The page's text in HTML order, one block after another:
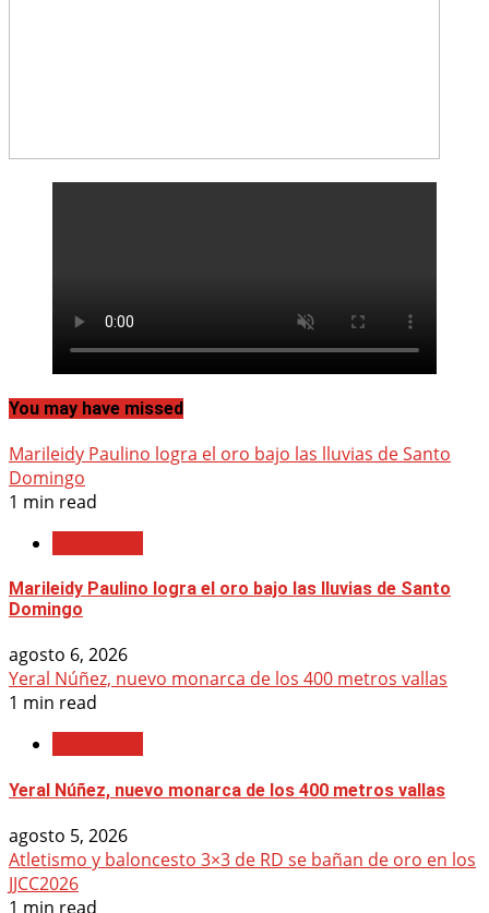
You may have missed
Marileidy Paulino logra el oro bajo las lluvias de Santo
Domingo
1 min read
Marileidy Paulino logra el oro bajo las lluvias de Santo
Domingo
agosto 6, 2026
Yeral Núñez, nuevo monarca de los 400 metros vallas
1 min read
Yeral Núñez, nuevo monarca de los 400 metros vallas
agosto 5, 2026
Atletismo y baloncesto 3×3 de RD se bañan de oro en los
JJCC2026
1 min read